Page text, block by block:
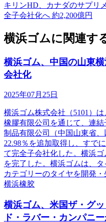
キリンHD、カナダのサプリ
全子会社化へ 約2,200億円
横浜ゴムに関連す
横浜ゴム、中国の山東
会社化
2025年07月25日
横浜ゴム株式会社（5101）
橡膠有限公司を通じて、連
制品有限公司（中国山東省
22.98％を追加取得し、すで
て完全子会社化した。横浜
を完了した。横浜ゴムは、
カテゴリーのタイヤを開発
横浜橡胶
横浜ゴム、米国ザ・グ
ド・ラバー・カンパニ